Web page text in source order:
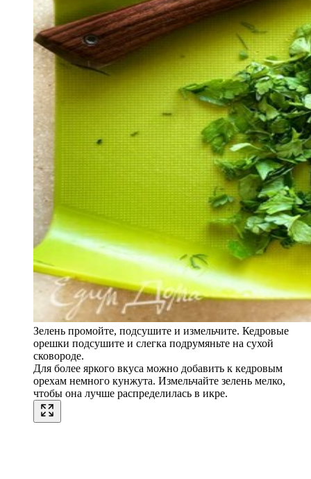
Зелень промойте, подсушите и измельчите. Кедровые
орешки подсушите и слегка подрумяньте на сухой
сковороде.
Для более яркого вкуса можно добавить к кедровым
орехам немного кунжута. Измельчайте зелень мелко,
чтобы она лучше распределилась в икре.